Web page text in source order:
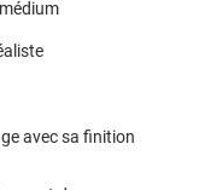
avec sa finition